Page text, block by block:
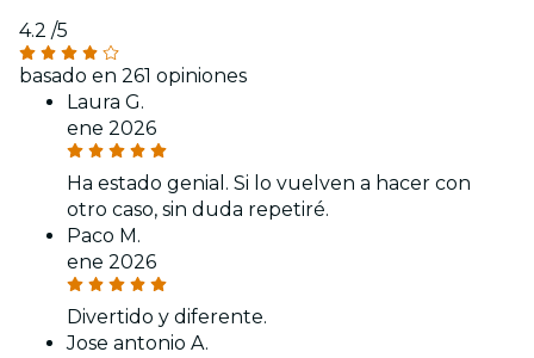
4.2 /5
basado en 261 opiniones
Laura G.
ene 2026
Ha estado genial. Si lo vuelven a hacer con
otro caso, sin duda repetiré.
Paco M.
ene 2026
Divertido y diferente.
Jose antonio A.